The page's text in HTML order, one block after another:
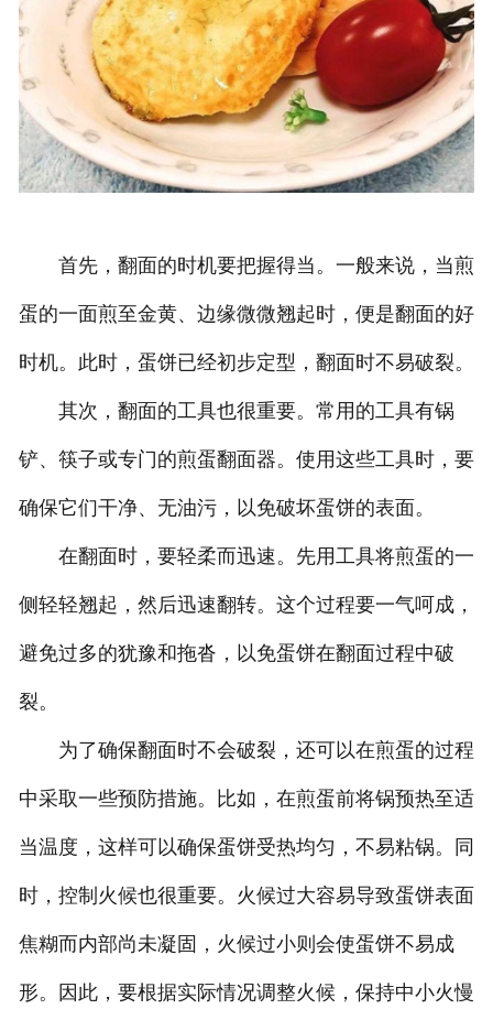
首先，翻面的时机要把握得当。一般来说，当煎
蛋的一面煎至金黄、边缘微微翘起时，便是翻面的好
时机。此时，蛋饼已经初步定型，翻面时不易破裂。
其次，翻面的工具也很重要。常用的工具有锅
铲、筷子或专门的煎蛋翻面器。使用这些工具时，要
确保它们干净、无油污，以免破坏蛋饼的表面。
在翻面时，要轻柔而迅速。先用工具将煎蛋的一
侧轻轻翘起，然后迅速翻转。这个过程要一气呵成，
避免过多的犹豫和拖沓，以免蛋饼在翻面过程中破
裂。
为了确保翻面时不会破裂，还可以在煎蛋的过程
中采取一些预防措施。比如，在煎蛋前将锅预热至适
当温度，这样可以确保蛋饼受热均匀，不易粘锅。同
时，控制火候也很重要。火候过大容易导致蛋饼表面
焦糊而内部尚未凝固，火候过小则会使蛋饼不易成
形。因此，要根据实际情况调整火候，保持中小火慢